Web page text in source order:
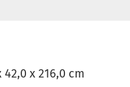
x 216,0 cm